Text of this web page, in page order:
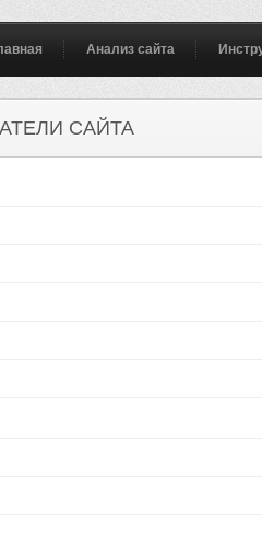
Анализ сайта
САЙТА